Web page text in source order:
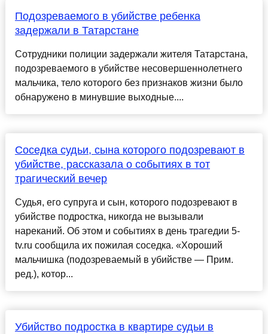
Подозреваемого в убийстве ребенка
задержали в Татарстане
Сотрудники полиции задержали жителя Татарстана,
подозреваемого в убийстве несовершеннолетнего
мальчика, тело которого без признаков жизни было
обнаружено в минувшие выходные....
Соседка судьи, сына которого подозревают в
убийстве, рассказала о событиях в тот
трагический вечер
Судья, его супруга и сын, которого подозревают в
убийстве подростка, никогда не вызывали
нареканий. Об этом и событиях в день трагедии 5-
tv.ru сообщила их пожилая соседка. «Хороший
мальчишка (подозреваемый в убийстве — Прим.
ред.), котор...
Убийство подростка в квартире судьи в